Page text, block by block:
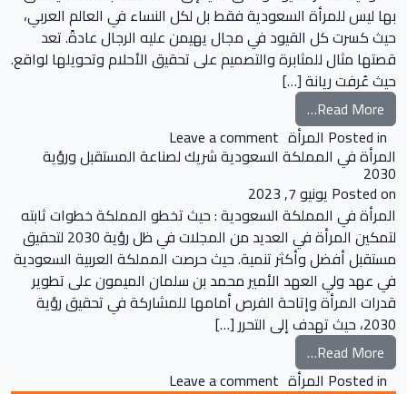
بها ليس للمرأة السعودية فقط بل لكل النساء في العالم العربي،
حيث كسرت كل القيود في مجال يهيمن عليه الرجال عادةً. تعد
قصتها مثال للمثابرة والتصميم على تحقيق الأحلام وتحويلها لواقع.
حيث عُرفت ريانة […]
Read More… from ريانة برناوي تحطم القيود وتصعد للفضاء
Posted in المرأة Leave a comment
المرأة في المملكة السعودية شريك لصناعة المستقبل ورؤية
2030
Posted on يونيو 7, 2023
المرأة في المملكة السعودية : حيث تخطو المملكة خطوات ثابته
لتمكين المرأة في العديد من المجلات في ظل رؤية 2030 لتحقيق
مستقبل أفضل وأكثر تنمية. حيث حرصت المملكة العربية السعودية
في عهد ولي العهد الأمير محمد بن سلمان الميمون على تطوير
قدرات المرأة وإتاحة الفرص أمامها للمشاركة في تحقيق رؤية
2030، حيث تهدف إلى التحرر […]
Read More… from المرأة في المملكة السعودية شريك لصناعة المستقبل ورؤية 2030
Posted in المرأة Leave a comment